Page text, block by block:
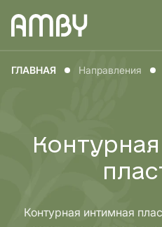
ГЛАВНАЯ Направления
Контурная интимная